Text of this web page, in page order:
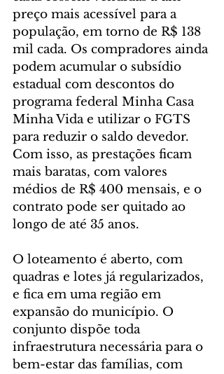
preço mais acessível para a
população, em torno de R$ 138
mil cada. Os compradores ainda
podem acumular o subsídio
estadual com descontos do
programa federal Minha Casa
Minha Vida e utilizar o FGTS
para reduzir o saldo devedor.
Com isso, as prestações ficam
mais baratas, com valores
médios de R$ 400 mensais, e o
contrato pode ser quitado ao
longo de até 35 anos.
O loteamento é aberto, com
quadras e lotes já regularizados,
e fica em uma região em
expansão do município. O
conjunto dispõe toda
infraestrutura necessária para o
bem-estar das famílias, com